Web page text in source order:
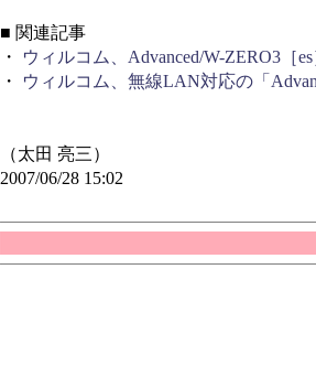
■ 関連記事
・
ウィルコム、Advanced/W-ZERO3［
・
ウィルコム、無線LAN対応の「
（太田 亮三）
2007/06/28 15:02